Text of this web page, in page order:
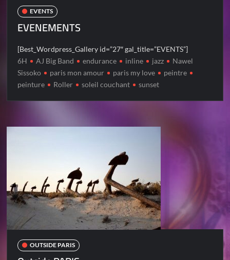
EVENTS
EVENEMENTS
[Best_Wordpress_Gallery id=”27″ gal_title=”EVENTS”]
6H
AJ Big Band endurance inline jazz
Nawel
Sissoko
paris mon amour paris my love
peintre
peinture
Roller soleil couchant sunset
OUTSIDE PARIS